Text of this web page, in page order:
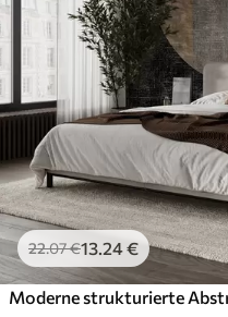
.6734.00€/m²
Premium-Vinyl
65.0039.00€/m²
Peel and Stick
81.6749.00€/m²
22.07€13 .24€